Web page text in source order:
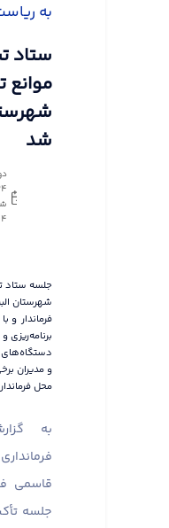
به
ستاد
موانع
شد
جلسه ستاد
شهرستان
فرماندار و
برنامه‌ریزی
دستگاه‌های
و مدیران
محل
به
قاسمی
جلسه